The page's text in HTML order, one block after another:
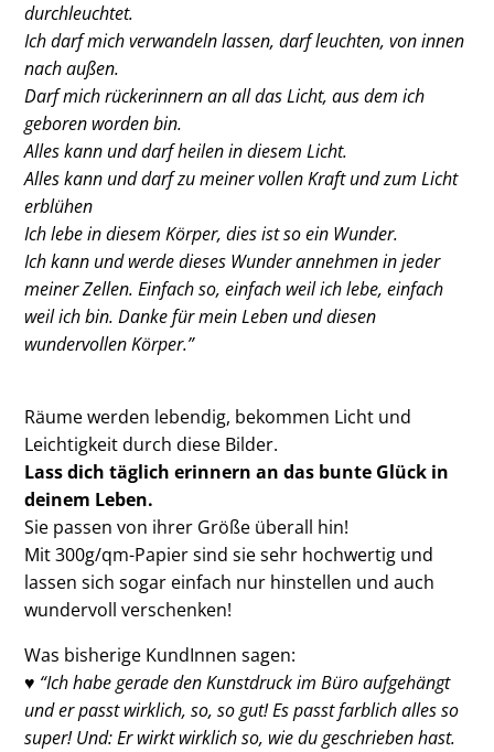
durchleuchtet.
Ich darf mich verwandeln lassen, darf leuchten, von innen
nach außen.
Darf mich rückerinnern an all das Licht, aus dem ich
geboren worden bin.
Alles kann und darf heilen in diesem Licht.
Alles kann und darf zu meiner vollen Kraft und zum Licht
erblühen
Ich lebe in diesem Körper, dies ist so ein Wunder.
Ich kann und werde dieses Wunder annehmen in jeder
meiner Zellen. Einfach so, einfach weil ich lebe, einfach
weil ich bin. Danke für mein Leben und diesen
wundervollen Körper.”
Räume werden lebendig, bekommen Licht und
Leichtigkeit durch diese Bilder.
Lass dich täglich erinnern an das bunte Glück in
deinem Leben.
Sie passen von ihrer Größe überall hin!
Mit 300g/qm-Papier sind sie sehr hochwertig und
lassen sich sogar einfach nur hinstellen und auch
wundervoll verschenken!
Was bisherige KundInnen sagen:
♥ “Ich habe gerade den Kunstdruck im Büro aufgehängt
und er passt wirklich, so, so gut! Es passt farblich alles so
super! Und: Er wirkt wirklich so, wie du geschrieben hast.